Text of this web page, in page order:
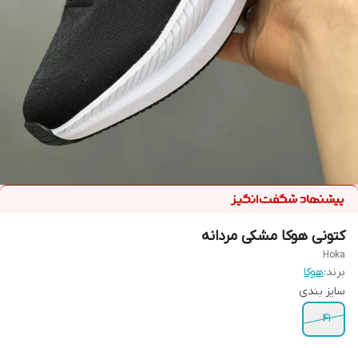
کتونی هوکا مشکی مردانه
Hoka
برند:هوکا
سایز بندی
41